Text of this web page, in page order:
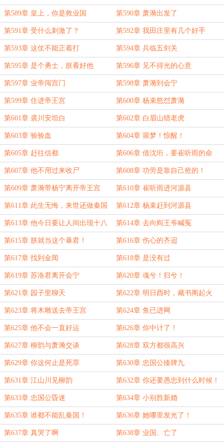
第589章 皇上，你是救业国 第590章 萧漪出发了
第591章 受什么刺激了？ 第592章 我田庄里有几个好手
第593章 这仗不能正着打 第594章 兵临五剑关
第595章 是个勇士，朕看好他 第596章 见不得光的心意
第597章 业帝闯宫门 第598章 萧漪到会宁
第599章 住进帝王宫 第600章 杨束怒怼萧漪
第601章 裘川安坦白 第602章 白眉山猎老虎
第603章 验验血 第604章 噩梦！惊醒！
第605章 赶往信都 第606章 借沈珩，要崔听雨的命
第607章 他不用过来收尸 第608章 功劳是靠自己抢的！
第609章 萧漪带杨宁离开帝王宫 第610章 崔听雨进河源县
第611章 此生无悔，来世还做秦国
人！！！
第612章 杨束赶到河源县
第613章 他今日要让人间出现十八
层地狱！
第614章 去向阎王爷喊冤
第615章 朕就当这个暴君！ 第616章 伤心的齐迢
第617章 找到金闻 第618章 是没有过
第619章 苏洛君离开会宁 第620章 魂兮！归兮！
第621章 园子里聊天 第622章 明日酉时，藏书阁起火
第623章 将木雕送去帝王宫 第624章 鱼已进网
第625章 他不会一直好运 第626章 你中计了！
第627章 柳韵与萧漪交谈 第628章 双方都很高兴
第629章 你这何止是死罪 第630章 忠国公揍牌九
第631章 江山川见柳韵 第632章 你还要愚忠到什么时候！
第633章 忠国公昏迷 第634章 小别胜新婚
第635章 谁都不能乱秦国！ 第636章 她哪里发光了！
第637章 真哭了啊 第638章 业国、亡了